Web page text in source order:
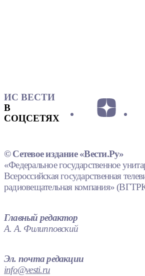
ИС ВЕСТИ
В
СОЦСЕТЯХ
© Сетевое издание «Вести.Ру»
«Федеральное государственное
Всероссийская государственная
радиовещательная компания»
Главный редактор
А. А. Филипповский
Эл. почта редакции
info@vesti.ru